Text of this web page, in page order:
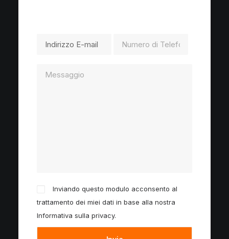
Inviando questo modulo acconsento al
trattamento dei miei dati in base alla nostra
Informativa sulla privacy.